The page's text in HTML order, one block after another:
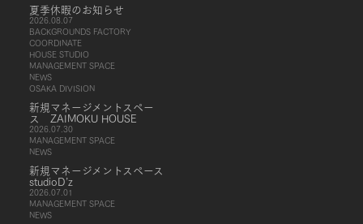
夏季休暇のお知らせ
2026.08.07
BACKGROUNDS FACTORY
COORDINATE
HOUSE STUDIO
MANAGEMENT SPACE
NEWS
OSAKA DIVISION
新規マネージメントスペー
ス ZAIMOKU HOUSE
2026.07.30
MANAGEMENT SPACE
NEWS
新規マネージメントスペース
studioD’z
2026.07.01
MANAGEMENT SPACE
NEWS